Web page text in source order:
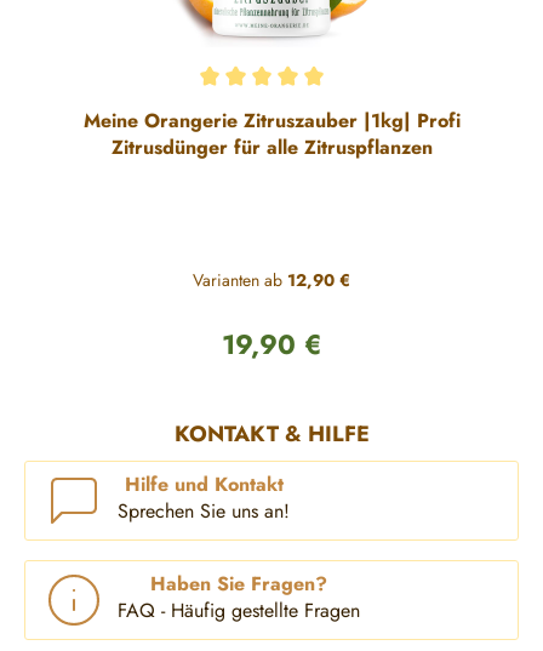
Durchschnittliche Bewertung von 5 von 5 Sternen
Meine Orangerie Zitruszauber |1kg| Profi
Zitrusdünger für alle Zitruspflanzen
Varianten ab 12,90 €
Regulärer Preis:
19,90 €
KONTAKT & HILFE
Hilfe und Kontakt
Sprechen Sie uns an!
Haben Sie Fragen?
FAQ - Häufig gestellte Fragen